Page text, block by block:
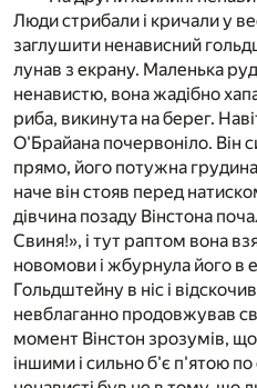
Люди стрибали і кричали у
заглушити ненависний
лунав з екрану. Маленька
ненавистю, вона жадібно
риба, викинута на берег.
О'Брайана почервоніло. Він
прямо, його потужна
наче він стояв перед
дівчина позаду Вінстона
Свиня!», і тут раптом вона
новомови і жбурнула його в
Гольдштейну в ніс і
невблаганно продовжував
момент Вінстон зрозумів,
іншими і сильно б'є п'ятою